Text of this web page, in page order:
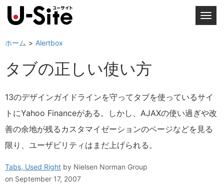
T
a
v
i
ホーム Alertbox
タブの正しい使い方
13のデザインガイドラインを守ってタブを使っているサイ
トにYahoo Financeがある。しかし、AJAXの使い過ぎや改
善の余地が残るカスタマイゼーションのページなどを見る
限り、ユーザビリティはまだ上げられる。
Tabs, Used Right by Nielsen Norman Group
on September 17, 2007